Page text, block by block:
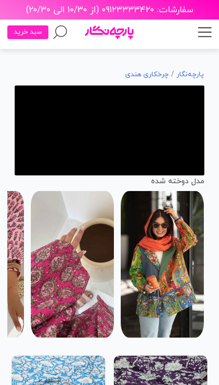
سفارشات: ۰۹۱۲۳۳۳۳۴۲۰ (از ۱۰/۳۰ الی ۲۰/۳۰)
سبد خرید
پارچه‌نگار چرخکاری هندی
مدل دوخته شده